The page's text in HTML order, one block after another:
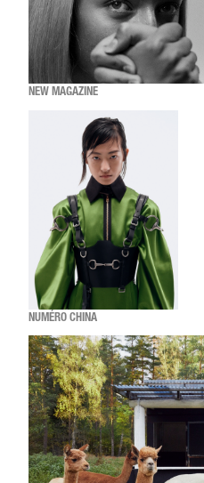
NEW MAGAZINE
NUMÉRO CHINA